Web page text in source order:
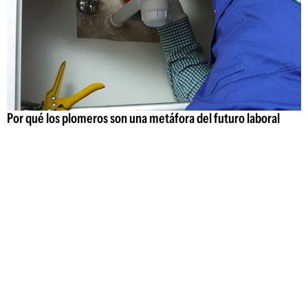
Por qué los plomeros son una metáfora del futuro laboral